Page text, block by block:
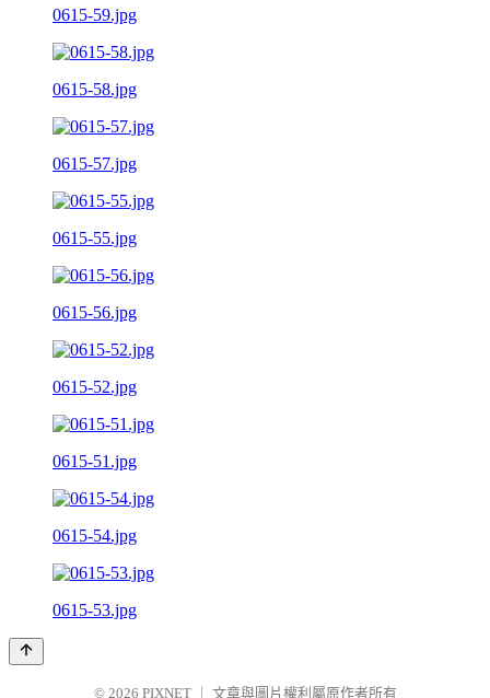
0615-59.jpg
0615-58.jpg
0615-57.jpg
0615-55.jpg
0615-56.jpg
0615-52.jpg
0615-51.jpg
0615-54.jpg
0615-53.jpg
© 2026 PIXNET 文章與圖片權利屬原作者所有